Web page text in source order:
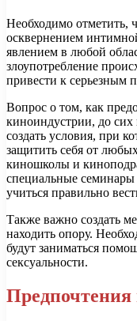
Необходимо отметить,
осквернением
явлением в любой
злоупотребление
привести к серьезным
Вопрос о том, как
киноиндустрии, до сих
создать условия, при
защитить себя от
киношколы и
специальные семинары
учиться правильно
Также важно создать
находить опору.
будут заниматься
сексуальности.
Предпочтения